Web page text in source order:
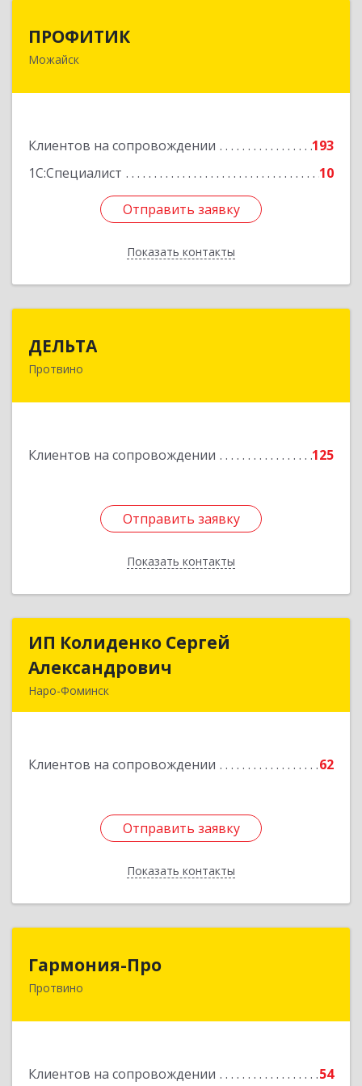
ПРОФИТИК
Можайск
Клиентов на сопровождении
193
1С:Специалист
10
Отправить заявку
Показать контакты
143200, Московская обл, Можайский р-н,
Отправить заявку
Назад
ДЕЛЬТА
Протвино
Клиентов на сопровождении 125
Отправить заявку
Показать контакты
Отправить заявку
Назад
ИП Колиденко Сергей
Александрович
Наро-Фоминск
Клиентов на сопровождении 62
Отправить заявку
Показать контакты
ИП Колиденко Сергей
Отправить заявку
Назад
Гармония-Про
Протвино
Клиентов на сопровождении 54
142280, Московская обл, Протвино г, Ленина